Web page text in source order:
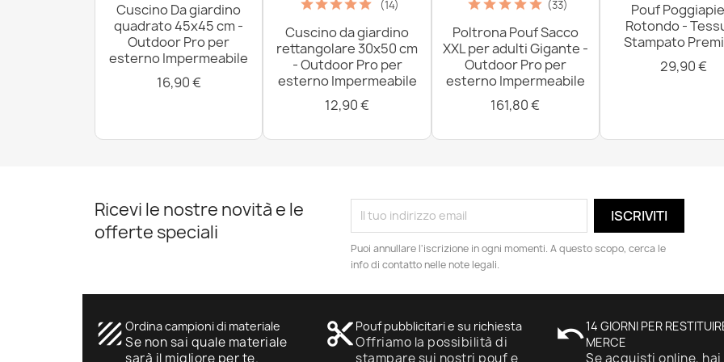
Cuscino Da giardino
quadrato 45x45 cm -
Outdoor Pro per
esterno Impermeabile
16,90 €
(14)
Cuscino da giardino
rettangolare 30x50 cm
- Outdoor Pro per
esterno Impermeabile
12,90 €
(33)
Poltrona Pouf Sacco
XXL per adulti Gigante -
Outdoor Pro per
esterno Impermeabile
161,80 €
Pouf
Rotondo -
Stampato
29,90 €
Ricevi le nostre novità e le
offerte speciali
Puoi annullare l'iscrizione in ogni momenti. A questo scopo, cerca le
info di contatto nelle note legali.
texture Ordina campioni di materiale
Se non sai quale materiale
sarà il migliore per te.
content_cut Pouf pubblicitari e su richiesta
Offriamo la possibilità di
stampare sui nostri pouf e
undo14 GIORNI PER
MERCE
Se acquisti online, hai